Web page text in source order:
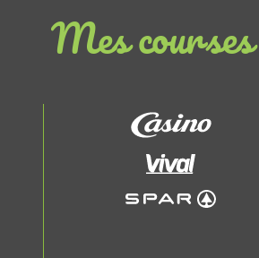
Mes courses